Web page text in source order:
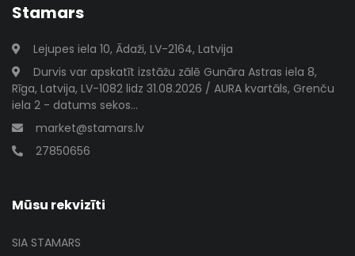
Stamars
Lejupes iela 10, Ādaži, LV-2164, Latvija
Durvis var apskatīt izstāžu zālē Gunāra Astras iela 8,
Rīga, Latvija, LV-1082 lidz 31.08.2026 / AURA kvartāls, Grenču
iela 2 - datums sekos...
market@stamars.lv
27850656
Mūsu rekvizīti
SIA STAMARS